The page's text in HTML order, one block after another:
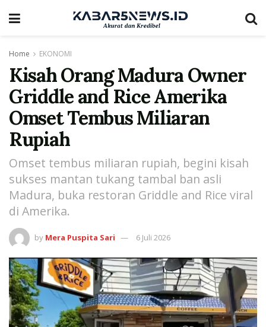
Home EKONOMI
Kisah Orang Madura Owner
Griddle and Rice Amerika
Omset Tembus Miliaran
Rupiah
Omset tembus miliaran rupiah, begini kisah
sukses mantan tukang tambal ban asli
Madura, buka restoran Griddle and Rice viral
di Amerika.
by Mera Puspita Sari 6 Juli 2026